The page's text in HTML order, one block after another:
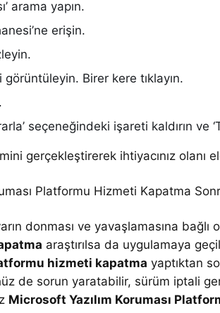
arama yapın.
erişin.
Birer kere tıklayın.
seçeneğindeki işareti kaldırın ve
gerçekleştirerek ihtiyacınız olanı
Platformu Hizmeti Kapatma
donması ve yavaşlamasına bağlı
araştırılsa da uygulamaya
hizmeti kapatma yaptıktan
de sorun yaratabilir, sürüm iptali
Microsoft Yazılım Koruması